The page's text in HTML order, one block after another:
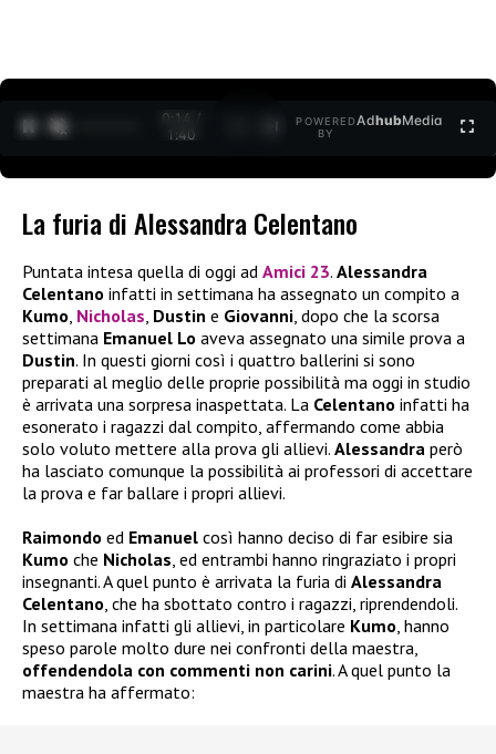
0:15 /
1:40
POWERED
BY
AdhubMedia
La furia di Alessandra Celentano
Puntata intesa quella di oggi ad Amici 23. Alessandra
Celentano infatti in settimana ha assegnato un compito a
Kumo, Nicholas, Dustin e Giovanni, dopo che la scorsa
settimana Emanuel Lo aveva assegnato una simile prova a
Dustin. In questi giorni così i quattro ballerini si sono
preparati al meglio delle proprie possibilità ma oggi in studio
è arrivata una sorpresa inaspettata. La Celentano infatti ha
esonerato i ragazzi dal compito, affermando come abbia
solo voluto mettere alla prova gli allievi. Alessandra però
ha lasciato comunque la possibilità ai professori di accettare
la prova e far ballare i propri allievi.
Raimondo ed Emanuel così hanno deciso di far esibire sia
Kumo che Nicholas, ed entrambi hanno ringraziato i propri
insegnanti. A quel punto è arrivata la furia di Alessandra
Celentano, che ha sbottato contro i ragazzi, riprendendoli.
In settimana infatti gli allievi, in particolare Kumo, hanno
speso parole molto dure nei confronti della maestra,
offendendola con commenti non carini. A quel punto la
maestra ha affermato: